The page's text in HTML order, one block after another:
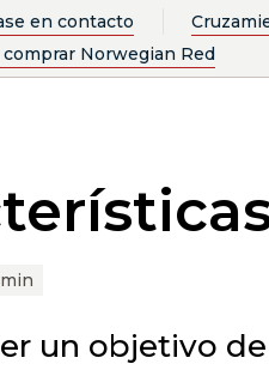
en contacto
comprar Norwegian Red
un objetivo